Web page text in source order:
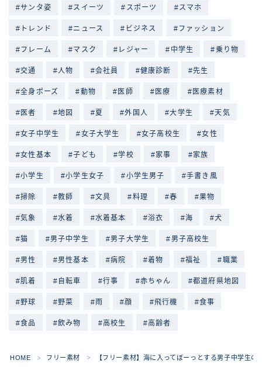
Follow Me
サンタ姿 スイーツ スポーツ スマホ
トレンド ニュース ビジネス ファッション
フレーム マスク レジャー 中学生 乗り物
交通 人物 会社員 健康診断 先生
全身ポーズ 動物 医師 医療 医療素材
医者 地図 夏 外国人 大学生 天気
女子中学生 女子大学生 女子高校生 女性
女性基本 子ども 学校 家事 家族
小学生 小学生女子 小学生男子 手書き風
掃除 教師 文具 料理 春 果物
気象 水着 水着基本 浴衣 海 犬
猫 男子中学生 男子大学生 男子高校生
男性 男性基本 病院 着物 福祉 職業
肌着 自転車 行事 赤ちゃん 都道府県地図
野球 野菜 雨 顔 飛行機 食事
食品 飲み物 高校生 高齢者
HOME ＞ フリー素材 ＞ 【フリー素材】海に入ってぼーっとする男子中学生の